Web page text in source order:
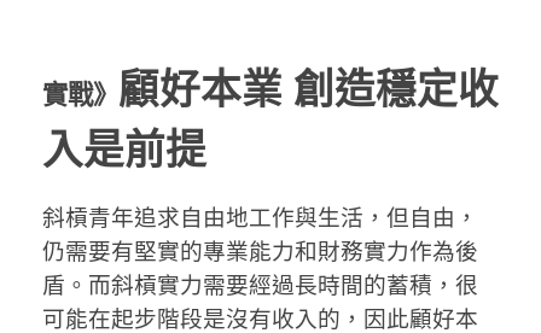
實戰》 顧好本業 創造穩定收
入是前提
斜槓青年追求自由地工作與生活，但自由，
仍需要有堅實的專業能力和財務實力作為後
盾。而斜槓實力需要經過長時間的蓄積，很
可能在起步階段是沒有收入的，因此顧好本